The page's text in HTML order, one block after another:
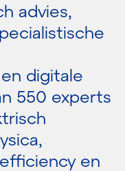
advies,
digitale
550 experts
en